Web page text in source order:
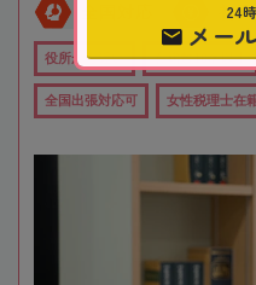
初
役所から近い 在籍数10名以上
全国出張対応可 女性税理士在
24
メー